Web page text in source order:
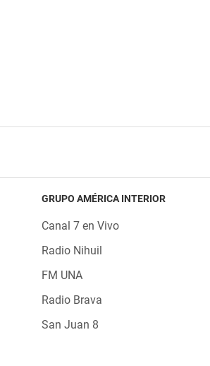
GRUPO AMÉRICA INTERIOR
Canal 7 en Vivo
Radio Nihuil
FM UNA
Radio Brava
San Juan 8